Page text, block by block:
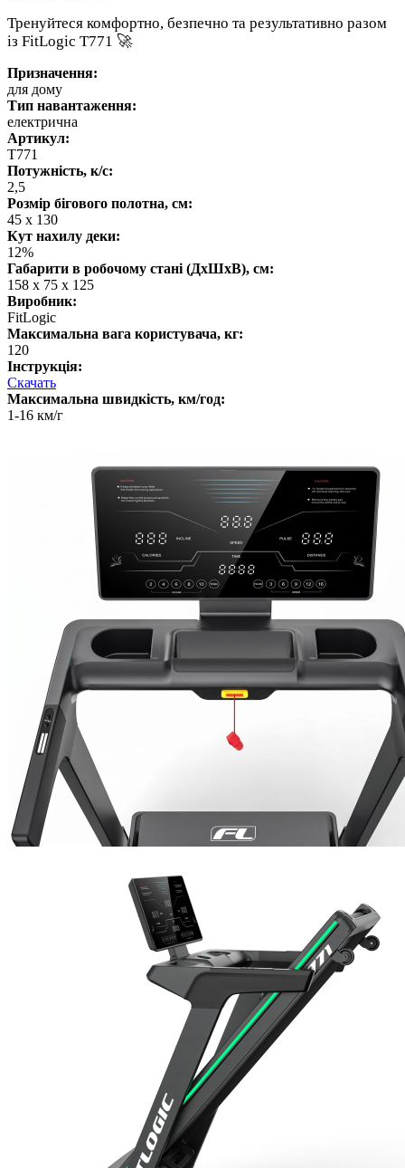
Тренуйтеся комфортно, безпечно та результативно разом
із FitLogic T771 🚀
Призначення:
для дому
Тип навантаження:
електрична
Артикул:
T771
Потужність, к/с:
2,5
Розмір бігового полотна, см:
45 х 130
Кут нахилу деки:
12%
Габарити в робочому стані (ДхШхВ), см:
158 х 75 х 125
Виробник:
FitLogic
Максимальна вага користувача, кг:
120
Інструкція:
Скачать
Максимальна швидкість, км/год:
1-16 км/г